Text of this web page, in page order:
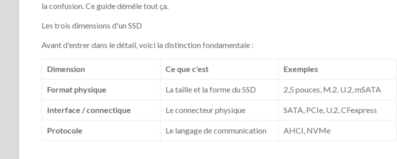
la confusion. Ce guide démêle tout ça.
Les trois dimensions d'un SSD
Avant d'entrer dans le détail, voici la distinction fondamentale :
Dimension Ce que c'est Exemples
Format physique La taille et la forme du SSD 2,5 pouces, M.2, U.2, mSATA
Interface / connectique Le connecteur physique SATA, PCIe, U.2, CFexpress
Protocole Le langage de communication AHCI, NVMe